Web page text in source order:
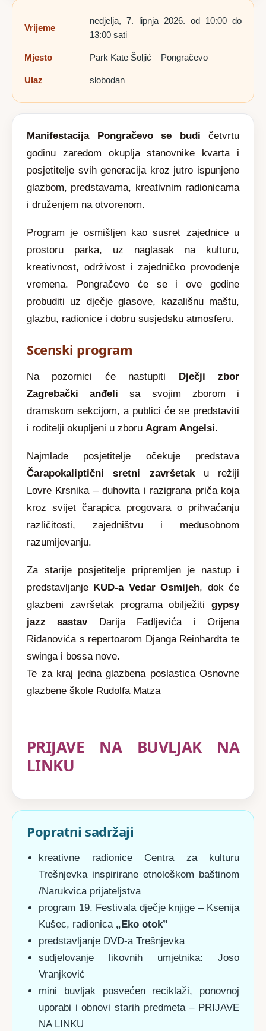
Vrijeme
nedjelja, 7. lipnja 2026. od 10:00 do
13:00 sati
Mjesto Park Kate Šoljić – Pongračevo
Ulaz slobodan
Manifestacija Pongračevo se budi četvrtu
godinu zaredom okuplja stanovnike kvarta i
posjetitelje svih generacija kroz jutro ispunjeno
glazbom, predstavama, kreativnim radionicama
i druženjem na otvorenom.
Program je osmišljen kao susret zajednice u
prostoru parka, uz naglasak na kulturu,
kreativnost, održivost i zajedničko provođenje
vremena. Pongračevo će se i ove godine
probuditi uz dječje glasove, kazališnu maštu,
glazbu, radionice i dobru susjedsku atmosferu.
Scenski program
Na pozornici će nastupiti
Dječji zbor
Zagrebački anđeli sa svojim zborom i
dramskom sekcijom, a publici će se predstaviti
i roditelji okupljeni u zboru Agram Angelsi.
Najmlađe posjetitelje očekuje predstava
Čarapokaliptični sretni završetaku režiji
Lovre Krsnika – duhovita i razigrana priča koja
kroz svijet čarapica progovara o prihvaćanju
različitosti, zajedništvu i međusobnom
razumijevanju.
Za starije posjetitelje pripremljen je nastup i
predstavljanje KUD-a Vedar Osmijeh, dok će
glazbeni završetak programa obilježiti gypsy
jazz sastavDarija Fadljevića i Orijena
Riđanovića s repertoarom Djanga Reinhardta te
swinga i bossa nove.
Te za kraj jedna glazbena poslastica Osnovne
glazbene škole Rudolfa Matza
PRIJAVE NA BUVLJAK NA
LINKU
Popratni sadržaji
kreativne radionice Centra za kulturu
Trešnjevka inspirirane etnološkom baštinom
/Narukvica prijateljstva
program 19. Festivala dječje knjige – Ksenija
Kušec, radionica „Eko otok”
predstavljanje DVD-a Trešnjevka
sudjelovanje likovnih umjetnika: Joso
Vranjković
mini buvljak posvećen reciklaži, ponovnoj
uporabi i obnovi starih predmeta – PRIJAVE
NA LINKU